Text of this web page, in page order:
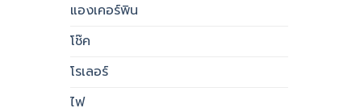
แองเคอร์พิน
โช๊ค
โรเลอร์
ไฟ